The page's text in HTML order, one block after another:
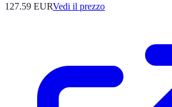
127.59 EURVedi il prezzo